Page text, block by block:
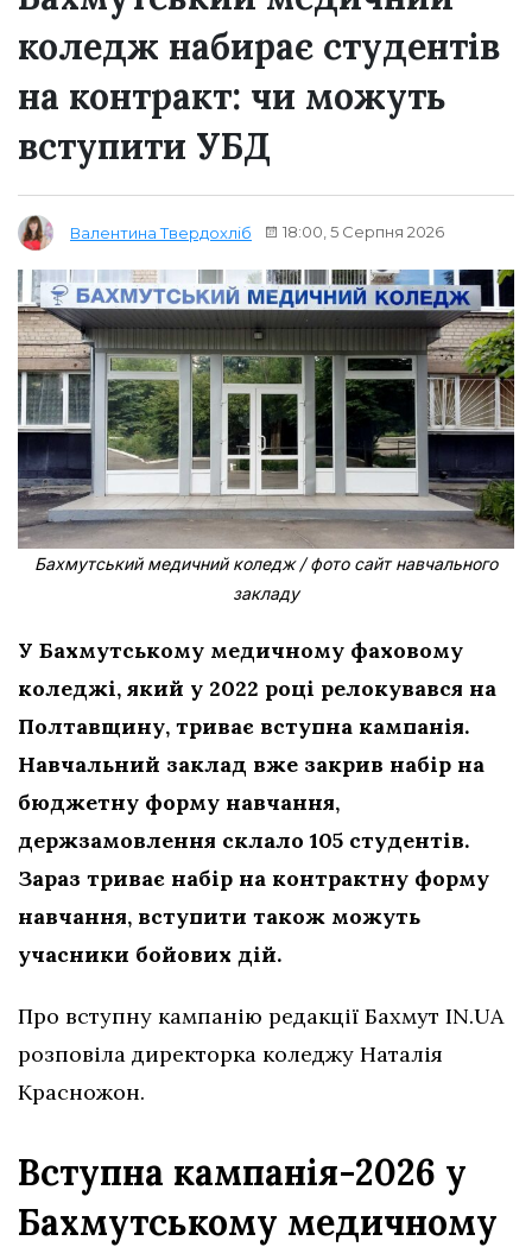
коледж набирає студентів
на контракт: чи можуть
вступити УБД
Валентина Твердохліб 18:00, 5 Серпня 2026
Бахмутський медичний коледж / фото сайт навчального
закладу
У Бахмутському медичному фаховому
коледжі, який у 2022 році релокувався на
Полтавщину, триває вступна кампанія.
Навчальний заклад вже закрив набір на
бюджетну форму навчання,
держзамовлення склало 105 студентів.
Зараз триває набір на контрактну форму
навчання, вступити також можуть
учасники бойових дій.
Про вступну кампанію редакції Бахмут IN.UA
розповіла директорка коледжу Наталія
Красножон.
Вступна кампанія-2026 у
Бахмутському медичному